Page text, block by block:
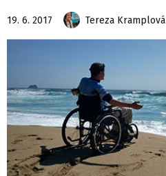
19. 6. 2017 Tereza Kramplová